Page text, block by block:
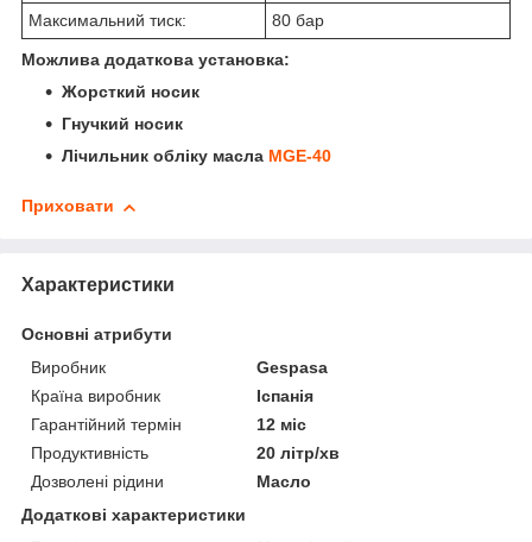
Максимальний тиск:
80 бар
Можлива додаткова установка:
Жорсткий носик
Гнучкий носик
Лічильник обліку масла MGE-40
Приховати
Характеристики
Основні атрибути
Виробник
Gespasa
Країна виробник
Іспанія
Гарантійний термін
12 міс
Продуктивність
20 літр/хв
Дозволені рідини
Масло
Додаткові характеристики